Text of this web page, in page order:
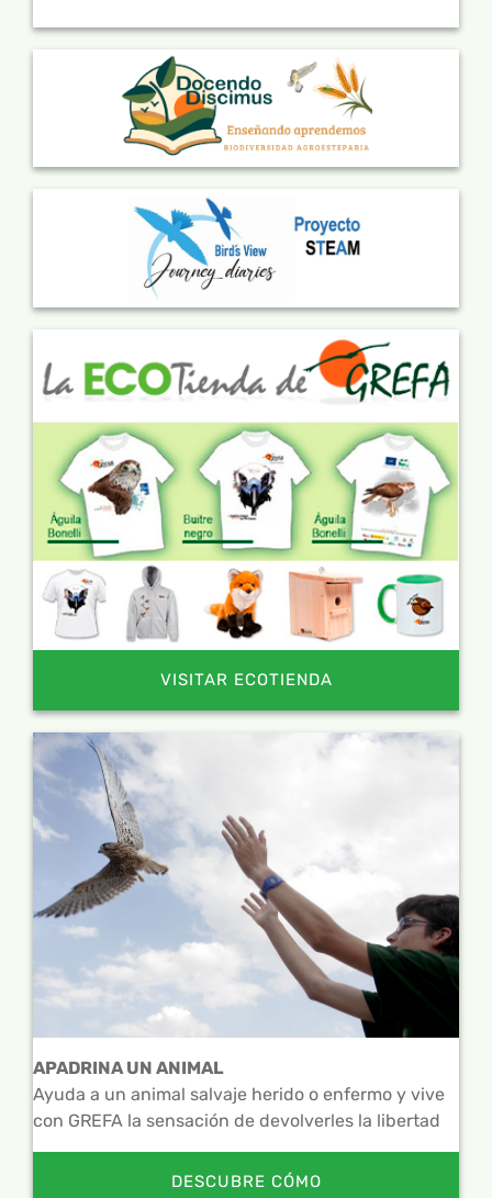
VISITAR ECOTIENDA
APADRINA UN ANIMAL
Ayuda a un animal salvaje herido o enfermo y vive
con GREFA la sensación de devolverles la libertad
DESCUBRE CÓMO